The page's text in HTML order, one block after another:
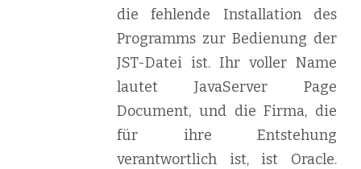
die fehlende Installation des
Programms zur Bedienung der
JST-Datei ist. Ihr voller Name
lautet JavaServer Page
Document, und die Firma, die
für ihre Entstehung
verantwortlich ist, ist Oracle.